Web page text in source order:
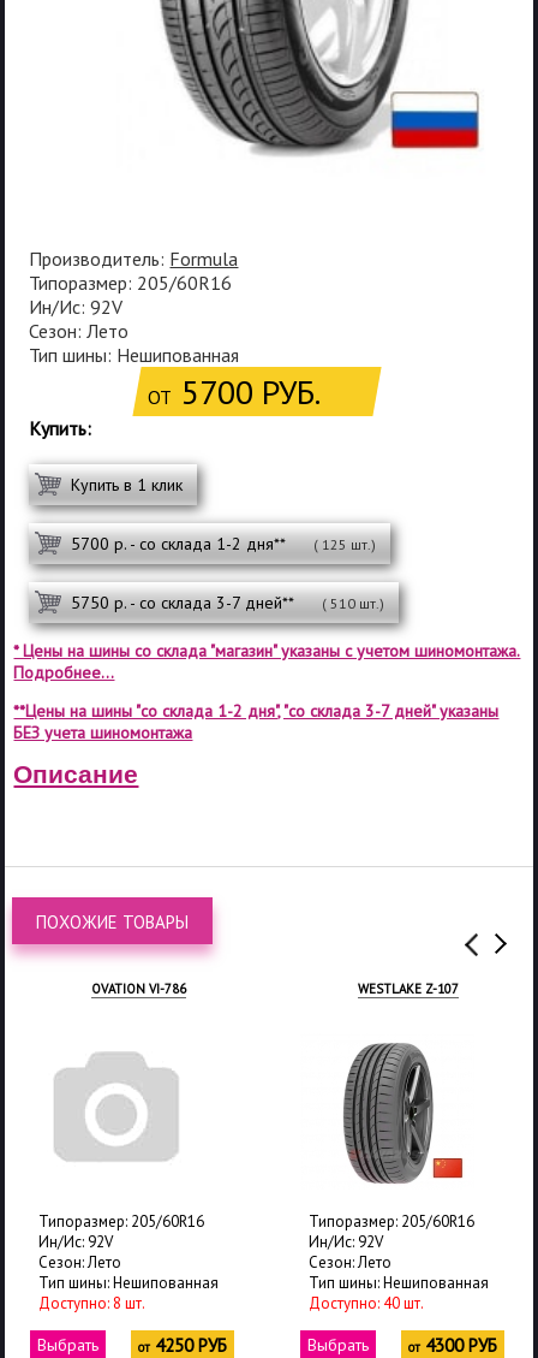
Производитель: Formula
Типоразмер: 205/60R16
Ин/Ис: 92V
Сезон: Лето
Тип шины: Нешипованная
ОТ 5700 РУБ.
Купить:
Купить в 1 клик
5700 р. - со склада 1-2 дня** ( 125 шт.)
5750 р. - со склада 3-7 дней** ( 510 шт.)
* Цены на шины со склада "магазин" указаны с учетом шиномонтажа.
Подробнее...
**Цены на шины "со склада 1-2 дня", "со склада 3-7 дней" указаны
БЕЗ учета шиномонтажа
Описание
ПОХОЖИЕ ТОВАРЫ
OVATION VI-786
Типоразмер: 205/60R16
Ин/Ис: 92V
Сезон: Лето
Тип шины: Нешипованная
Доступно: 8 шт.
Выбрать от4250 РУБ
WESTLAKE Z-107
Типоразмер: 205/60R16
Ин/Ис: 92V
Сезон: Лето
Тип шины: Нешипованная
Доступно: 40 шт.
Выбрать от4300 РУБ